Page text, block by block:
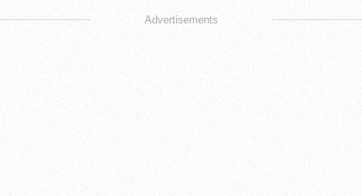
Advertisements